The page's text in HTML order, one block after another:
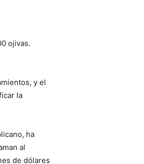
ojivas.
y el
la
ha
al
de dólares